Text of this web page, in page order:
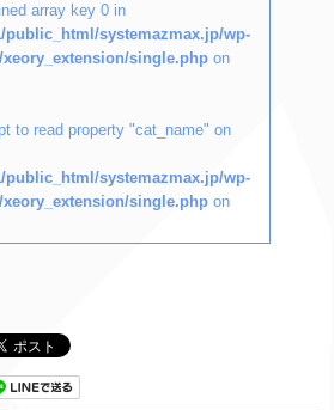
array key 0 in
public_html/systemazmax.jp/wp-
single.php on
to read property "cat_name" on
public_html/systemazmax.jp/wp-
single.php on